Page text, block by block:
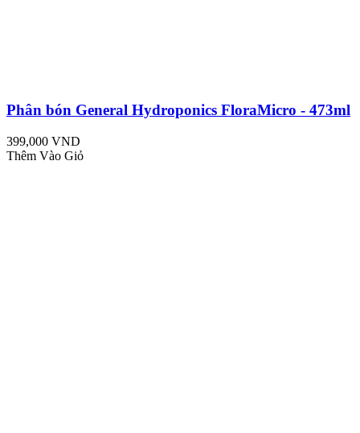
Phân bón General Hydroponics FloraMicro - 473ml
399,000 VND
Thêm Vào Giỏ